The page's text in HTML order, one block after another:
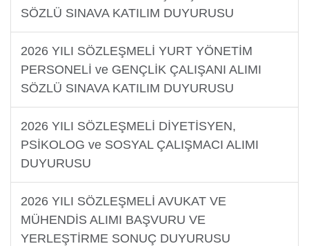
SÖZLÜ SINAVA KATILIM DUYURUSU
2026 YILI SÖZLEŞMELİ YURT YÖNETİM
PERSONELİ ve GENÇLİK ÇALIŞANI ALIMI
SÖZLÜ SINAVA KATILIM DUYURUSU
2026 YILI SÖZLEŞMELİ DİYETİSYEN,
PSİKOLOG ve SOSYAL ÇALIŞMACI ALIMI
DUYURUSU
2026 YILI SÖZLEŞMELİ AVUKAT VE
MÜHENDİS ALIMI BAŞVURU VE
YERLEŞTİRME SONUÇ DUYURUSU